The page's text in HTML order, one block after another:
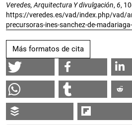
Veredes, Arquitectura Y divulgación,6,
https://veredes.es/vad/index.php/vad/
precursoras-ines-sanchez-de-
Más formatos de cita